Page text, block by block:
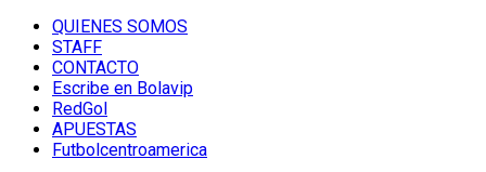
QUIENES SOMOS
STAFF
CONTACTO
Escribe en Bolavip
RedGol
APUESTAS
Futbolcentroamerica